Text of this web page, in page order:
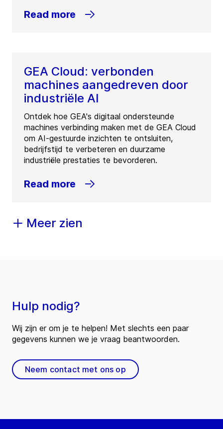
Read more
GEA Cloud: verbonden
machines aangedreven door
industriële AI
Ontdek hoe GEA's digitaal ondersteunde
machines verbinding maken met de GEA Cloud
om AI-gestuurde inzichten te ontsluiten,
bedrijfstijd te verbeteren en duurzame
industriële prestaties te bevorderen.
Read more
Meer zien
Hulp nodig?
Wij zijn er om je te helpen! Met slechts een paar
gegevens kunnen we je vraag beantwoorden.
Neem contact met ons op